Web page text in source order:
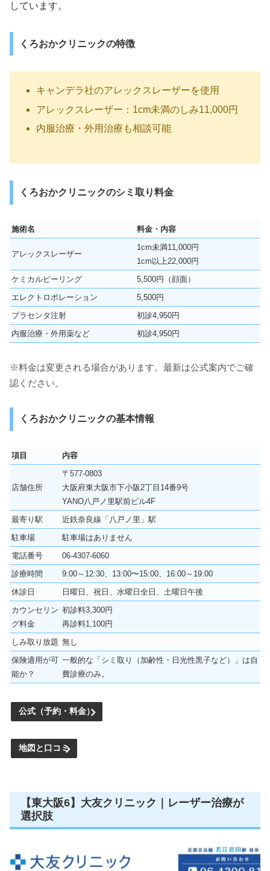
しています。
くろおかクリニックの特徴
キャンデラ社のアレックスレーザーを使用
アレックスレーザー：1cm未満のしみ11,000円
内服治療・外用治療も相談可能
くろおかクリニックのシミ取り料金
施術名 料金・内容
アレックスレーザー
1cm未満11,000円
1cm以上22,000円
ケミカルピーリング
5,500円（顔面）
エレクトロポレーション
5,500円
プラセンタ注射
初診4,950円
内服治療・外用薬など
初診4,950円
※料金は変更される場合があります。最新は公式案内でご確
認ください。
くろおかクリニックの基本情報
項目 内容
店舗住所
〒577-0803
大阪府東大阪市下小阪2丁目14番9号
YANO八戸ノ里駅前ビル4F
最寄り駅
近鉄奈良線「八戸ノ里」駅
駐車場
駐車場はありません
電話番号
06-4307-6060
診療時間
9:00～12:30、13:00〜15:00、16:00～19:00
休診日
日曜日、祝日、水曜日全日、土曜日午後
カウンセリン
グ料金
初診料3,300円
再診料1,100円
しみ取り放題 無し
保険適用が可
能か？
一般的な「シミ取り（加齢性・日光性黒子など）」は自
費診療のみ。
公式（予約・料金）
地図と口コミ
【東大阪6】大友クリニック｜レーザー治療が
選択肢